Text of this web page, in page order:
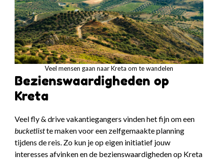
Veel mensen gaan naar Kreta om te wandelen
Bezienswaardigheden op
Kreta
Veel fly & drive vakantiegangers vinden het fijn om een
bucketlistte maken voor een zelfgemaakte planning
tijdens de reis. Zo kun je op eigen initiatief jouw
interesses afvinken en de bezienswaardigheden op Kreta